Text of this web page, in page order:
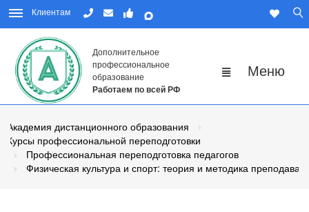
Клиентам
Дополнительное
профессиональное
образование
Работаем по всей РФ
Академия дистанционного образования
Курсы профессиональной переподготовки
Профессиональная переподготовка педагогов
Физическая культура и спорт: теория и методика